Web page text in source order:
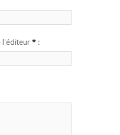
l'éditeur * :